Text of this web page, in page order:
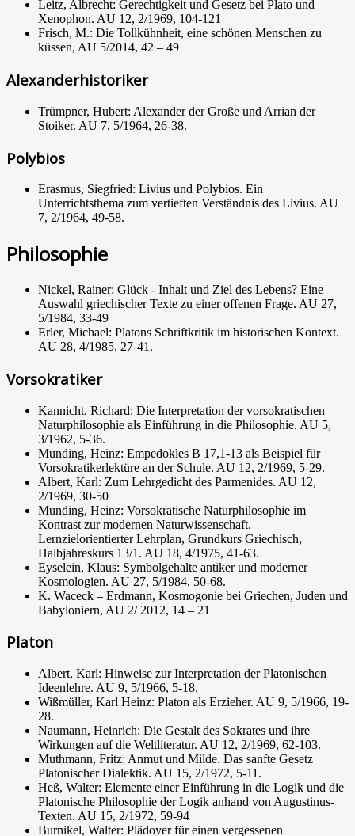
Leitz, Albrecht: Gerechtigkeit und Gesetz bei Plato und
Xenophon. AU 12, 2/1969, 104-121
Frisch, M.: Die Tollkühnheit, eine schönen Menschen zu
küssen, AU 5/2014, 42 – 49
Alexanderhistoriker
Trümpner, Hubert: Alexander der Große und Arrian der
Stoiker. AU 7, 5/1964, 26-38.
Polybios
Erasmus, Siegfried: Livius und Polybios. Ein
Unterrichtsthema zum vertieften Verständnis des Livius. AU
7, 2/1964, 49-58.
Philosophie
Nickel, Rainer: Glück - Inhalt und Ziel des Lebens? Eine
Auswahl griechischer Texte zu einer offenen Frage. AU 27,
5/1984, 33-49
Erler, Michael: Platons Schriftkritik im historischen Kontext.
AU 28, 4/1985, 27-41.
Vorsokratiker
Kannicht, Richard: Die Interpretation der vorsokratischen
Naturphilosophie als Einführung in die Philosophie. AU 5,
3/1962, 5-36.
Munding, Heinz: Empedokles B 17,1-13 als Beispiel für
Vorsokratikerlektüre an der Schule. AU 12, 2/1969, 5-29.
Albert, Karl: Zum Lehrgedicht des Parmenides. AU 12,
2/1969, 30-50
Munding, Heinz: Vorsokratische Naturphilosophie im
Kontrast zur modernen Naturwissenschaft.
Lernzielorientierter Lehrplan, Grundkurs Griechisch,
Halbjahreskurs 13/1. AU 18, 4/1975, 41-63.
Eyselein, Klaus: Symbolgehalte antiker und moderner
Kosmologien. AU 27, 5/1984, 50-68.
K. Waceck – Erdmann, Kosmogonie bei Griechen, Juden und
Babyloniern, AU 2/ 2012, 14 – 21
Platon
Albert, Karl: Hinweise zur Interpretation der Platonischen
Ideenlehre. AU 9, 5/1966, 5-18.
Wißmüller, Karl Heinz: Platon als Erzieher. AU 9, 5/1966, 19-
28.
Naumann, Heinrich: Die Gestalt des Sokrates und ihre
Wirkungen auf die Weltliteratur. AU 12, 2/1969, 62-103.
Muthmann, Fritz: Anmut und Milde. Das sanfte Gesetz
Platonischer Dialektik. AU 15, 2/1972, 5-11.
Heß, Walter: Elemente einer Einführung in die Logik und die
Platonische Philosophie der Logik anhand von Augustinus-
Texten. AU 15, 2/1972, 59-94
Burnikel, Walter: Plädoyer für einen vergessenen